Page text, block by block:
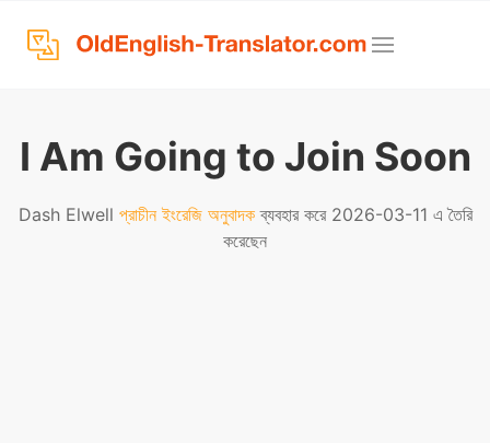
I Am Going to Join Soon
Dash Elwell প্রাচীন ইংরেজি অনুবাদকব্যবহার করে 2026-03-11 এ তৈরি
করেছেন